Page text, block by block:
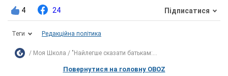
4 24 Підписатися
Теги Редакційна політика
Моя Школа "Найлегше сказати батькам:...
Повернутися на головну OBOZ